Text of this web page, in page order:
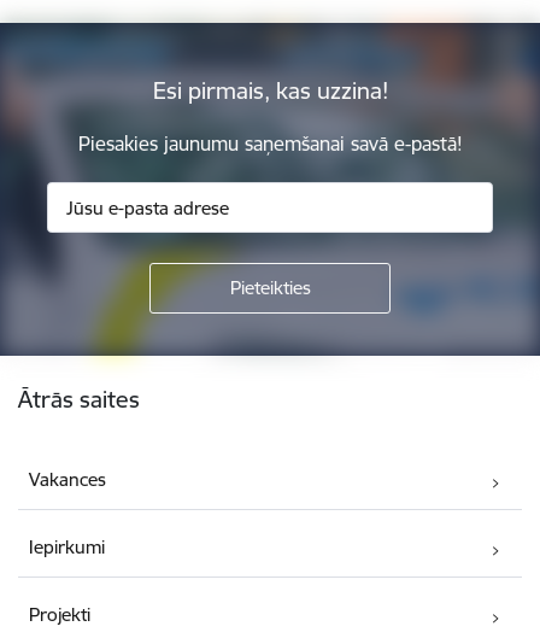
Esi pirmais, kas uzzina!
Piesakies jaunumu saņemšanai savā e-pastā!
Ātrās saites
Vakances
Iepirkumi
Projekti